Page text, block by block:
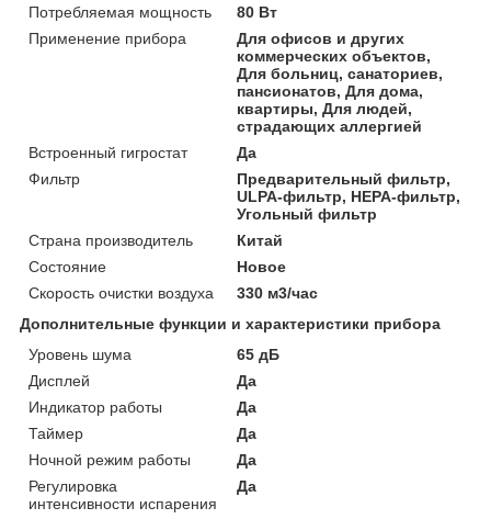
Потребляемая мощность
80 Вт
Применение прибора
Для офисов и других
коммерческих объектов,
Для больниц, санаториев,
пансионатов, Для дома,
квартиры, Для людей,
страдающих аллергией
Встроенный гигростат
Да
Фильтр
Предварительный фильтр,
ULPA-фильтр, HEPA-фильтр,
Угольный фильтр
Страна производитель
Китай
Состояние
Новое
Скорость очистки воздуха
330 м3/час
Дополнительные функции и характеристики прибора
Уровень шума
65 дБ
Дисплей
Да
Индикатор работы
Да
Таймер
Да
Ночной режим работы
Да
Регулировка
интенсивности испарения
Да